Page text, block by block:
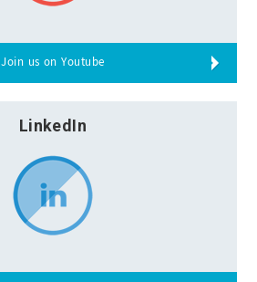
Join us on Youtube
LinkedIn